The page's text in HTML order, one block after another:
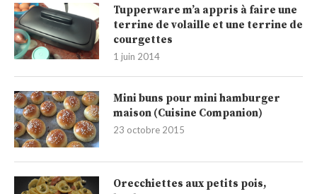
Tupperware m’a appris à faire une
terrine de volaille et une terrine de
courgettes
1 juin 2014
Mini buns pour mini hamburger
maison (Cuisine Companion)
23 octobre 2015
Orecchiettes aux petits pois,